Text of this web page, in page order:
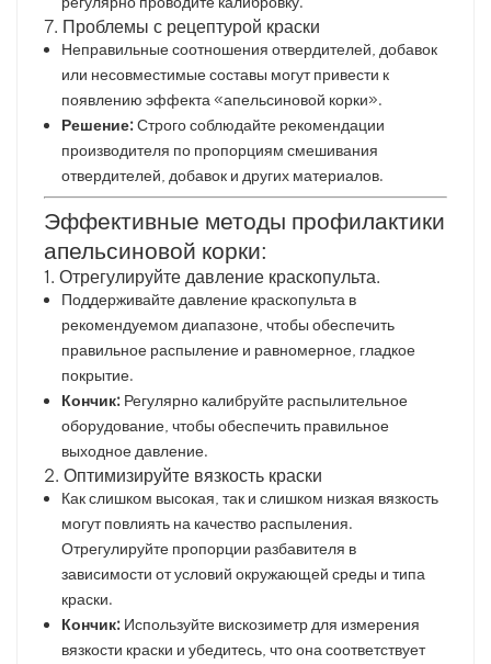
7. Проблемы с рецептурой краски
Неправильные соотношения отвердителей, добавок
или несовместимые составы могут привести к
появлению эффекта «апельсиновой корки».
Решение:Строго соблюдайте рекомендации
производителя по пропорциям смешивания
отвердителей, добавок и других материалов.
Эффективные методы профилактики
апельсиновой корки:
1. Отрегулируйте давление краскопульта.
Поддерживайте давление краскопульта в
рекомендуемом диапазоне, чтобы обеспечить
правильное распыление и равномерное, гладкое
покрытие.
Кончик: Регулярно калибруйте распылительное
оборудование, чтобы обеспечить правильное
выходное давление.
2. Оптимизируйте вязкость краски
Как слишком высокая, так и слишком низкая вязкость
могут повлиять на качество распыления.
Отрегулируйте пропорции разбавителя в
зависимости от условий окружающей среды и типа
краски.
Кончик: Используйте вискозиметр для измерения
вязкости краски и убедитесь, что она соответствует